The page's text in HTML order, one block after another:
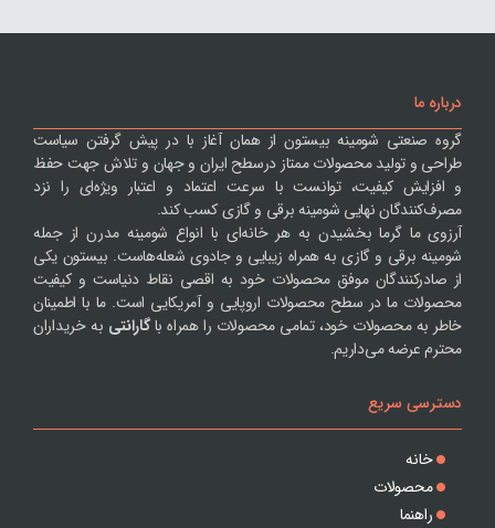
درباره ما
گروه صنعتی شومینه بیستون از همان آغاز با در پیش گرفتن سیاست
طراحی و تولید محصولات ممتاز درسطح ایران و جهان و تلاش جهت حفظ
و افزایش کیفیت، توانست با سرعت اعتماد و اعتبار ویژه‌ای را نزد
مصرف‌کنندگان نهایی شومینه برقی و گازی کسب کند.
آرزوی ما گرما بخشیدن به هر خانه‌ای با انواع شومینه مدرن از جمله
شومینه برقی و گازی به همراه زیبایی و جادوی شعله‌هاست. بیستون یکی
از صادرکنندگان موفق محصولات خود به اقصی نقاط دنیاست و کیفیت
محصولات ما در سطح محصولات اروپایی و آمریکایی است. ما با اطمینان
خاطر به محصولات خود، تمامی محصولات را همراه باگارانتی به خریداران
محترم عرضه می‌داریم.
دسترسی سریع
خانه
محصولات
راهنما